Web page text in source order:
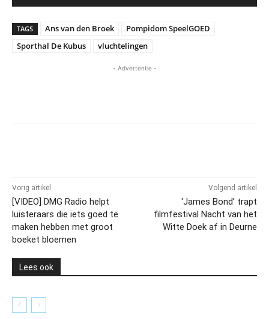
TAGS Ans van den Broek
Pompidom SpeelGOED
Sporthal De Kubus
vluchtelingen
- Advertentie -
Vorig artikel
[VIDEO] DMG Radio helpt
luisteraars die iets goed te
maken hebben met groot
boeket bloemen
Volgend artikel
‘James Bond’ trapt
filmfestival Nacht van het
Witte Doek af in Deurne
Lees ook